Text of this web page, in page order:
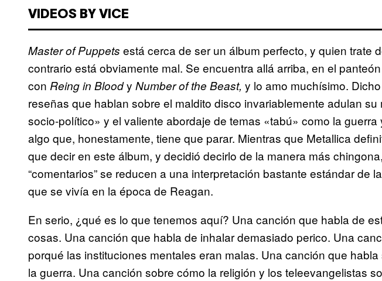
VIDEOS BY VICE
Master of Puppets está cerca de ser un álbum perfecto, y quien trate
contrario está obviamente mal. Se encuentra allá arriba, en el
con Reing in Bloody Number of the Beast, y lo amo muchísimo.
reseñas que hablan sobre el maldito disco invariablemente adulan
socio-político» y el valiente abordaje de temas «tabú» como la
algo que, honestamente, tiene que parar. Mientras que Metallica
que decir en este álbum, y decidió decirlo de la manera más
“comentarios” se reducen a una interpretación bastante estándar de
que se vivía en la época de Reagan.
En serio, ¿qué es lo que tenemos aquí? Una canción que habla de
cosas. Una canción que habla de inhalar demasiado perico. Una
porqué las instituciones mentales eran malas. Una canción que
la guerra. Una canción sobre cómo la religión y los teleevangelistas